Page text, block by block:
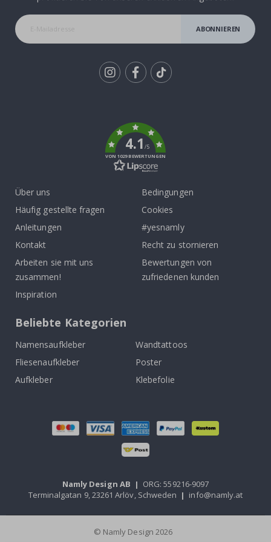
ABONNIEREN
4.1/5
VON 1029 BEWERTUNGEN
Über uns
Häufig gestellte fragen
Anleitungen
Kontakt
Arbeiten sie mit uns
zusammen!
Inspiration
Bedingungen
Cookies
#yesnamly
Recht zu stornieren
Bewertungen von
zufriedenen kunden
Beliebte Kategorien
Namensaufkleber
Wandtattoos
Fliesenaufkleber
Poster
Aufkleber
Klebefolie
Namly Design AB | ORG: 559216-9097
Terminalgatan 9, 23261 Arlöv, Schweden | info@namly.at
© Namly Design 2026